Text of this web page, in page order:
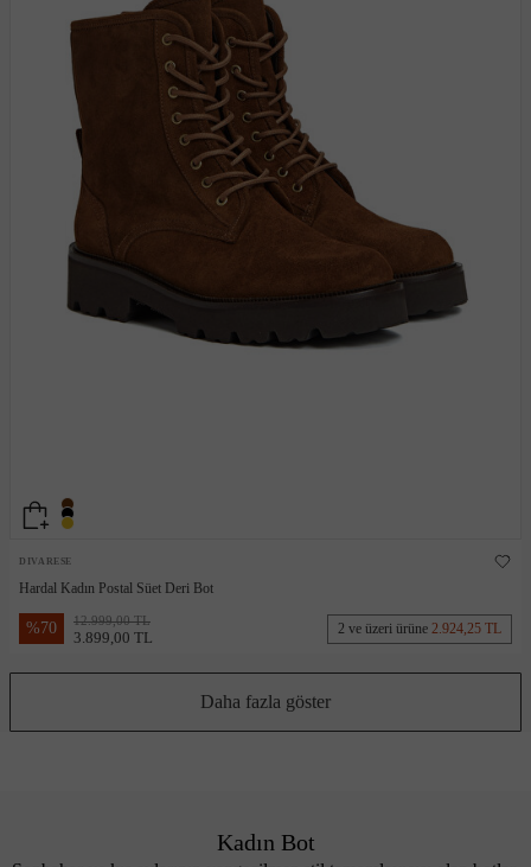
DIVARESE
Hardal Kadın Postal Süet Deri Bot
%70 12.999,00 TL
3.899,00 TL 2 ve üzeri ürüne 2.924,25 TL
Daha fazla göster
Kadın Bot